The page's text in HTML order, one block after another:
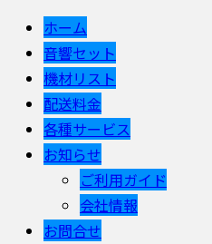
ホーム
音響セット
機材リスト
配送料金
各種サービス
お知らせ
ご利用ガイド
会社情報
お問合せ